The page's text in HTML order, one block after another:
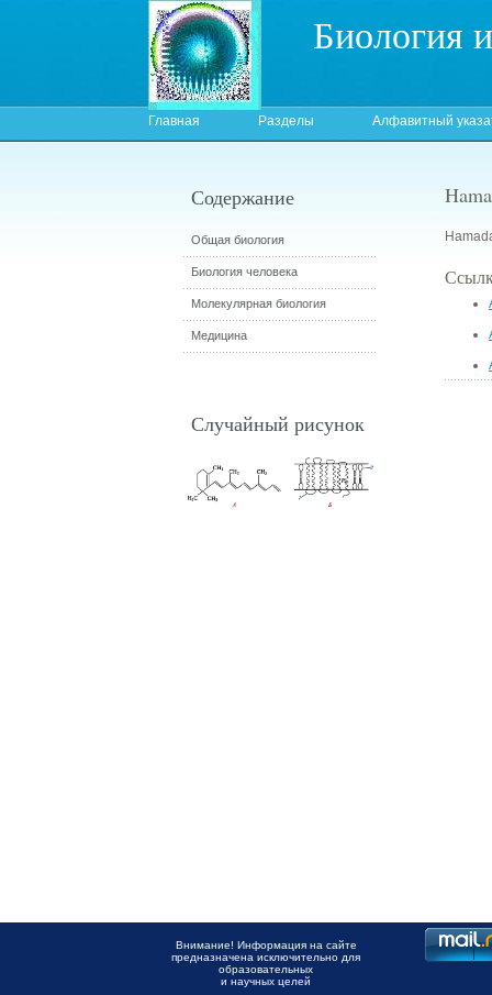
Биология
Главная Разделы Алфавитный
Содержание
Общая биология
Биология человека
Молекулярная биология
Медицина
Случайный рисунок
Внимание! Информация на сайте
предназначена исключительно для
образовательных
и научных целей